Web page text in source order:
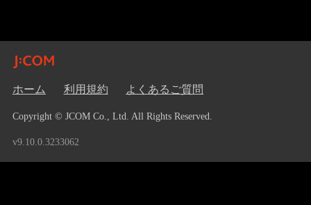
ホーム 利用規約 よくあるご質問
Copyright © JCOM Co., Ltd. All Rights Reserved.
v9.10.0.3233062